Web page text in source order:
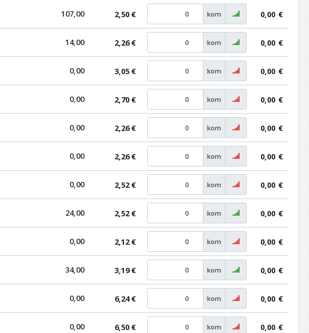
107,00 2,50 € kom 0,00 €
14,00 2,26 € kom 0,00 €
0,00 3,05 € kom 0,00 €
0,00 2,70 € kom 0,00 €
0,00 2,26 € kom 0,00 €
0,00 2,26 € kom 0,00 €
0,00 2,52 € kom 0,00 €
24,00 2,52 € kom 0,00 €
0,00 2,12 € kom 0,00 €
34,00 3,19 € kom 0,00 €
0,00 6,24 € kom 0,00 €
0,00 6,50 € kom 0,00 €